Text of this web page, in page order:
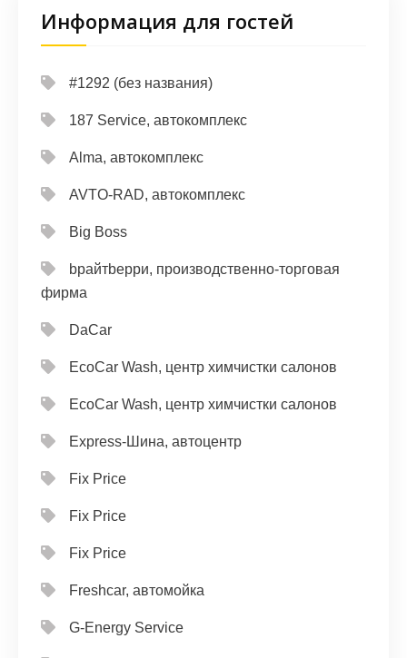
Информация для гостей
#1292 (без названия)
187 Service, автокомплекс
Alma, автокомплекс
AVTO-RAD, автокомплекс
Big Boss
bрайтbерри, производственно-торговая
фирма
DaCar
EcoCar Wash, центр химчистки салонов
EcoCar Wash, центр химчистки салонов
Express-Шина, автоцентр
Fix Price
Fix Price
Fix Price
Freshcar, автомойка
G-Energy Service